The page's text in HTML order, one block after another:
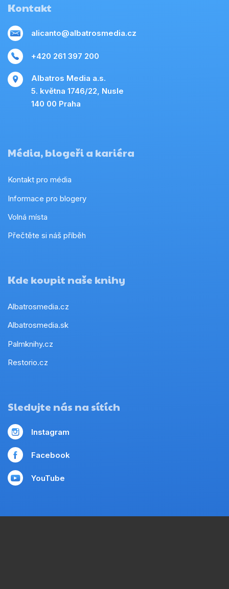
Kontakt
alicanto@albatrosmedia.cz
+420 261 397 200
Albatros Media a.s.
5. května 1746/22, Nusle
140 00 Praha
Média, blogeři a kariéra
Kontakt pro média
Informace pro blogery
Volná místa
Přečtěte si náš příběh
Kde koupit naše knihy
Albatrosmedia.cz
Albatrosmedia.sk
Palmknihy.cz
Restorio.cz
Sledujte nás na sítích
Instagram
Facebook
YouTube